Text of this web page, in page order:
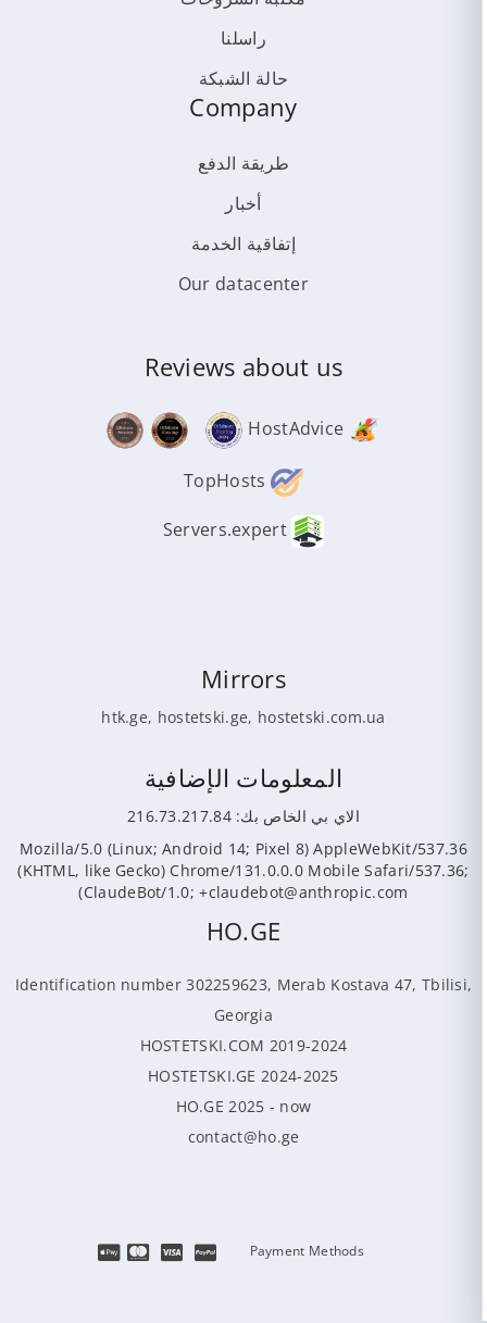
راسلنا
حالة الشبكة
Company
طريقة الدفع
أخبار
إتفاقية الخدمة
Our datacenter
Reviews about us
HostAdvice
TopHosts
Servers.expert
Mirrors
htk.ge ,hostetski.ge ,hostetski.com.ua
المعلومات الإضافية
الاي بي الخاص بك: 216.73.217.84
Mozilla/5.0 (Linux; Android 14; Pixel 8) AppleWebKit/537.36
(KHTML, like Gecko) Chrome/131.0.0.0 Mobile Safari/537.36;
ClaudeBot/1.0; +claudebot@anthropic.com)
HO.GE
Identification number 302259623, Merab Kostava 47, Tbilisi,
Georgia
HOSTETSKI.COM 2019-2024
HOSTETSKI.GE 2024-2025
HO.GE 2025 - now
contact@ho.ge
Payment Methods